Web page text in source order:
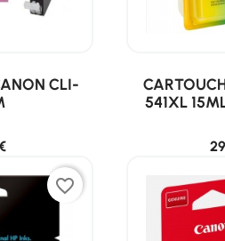
CLI-
541XL
favorite_border